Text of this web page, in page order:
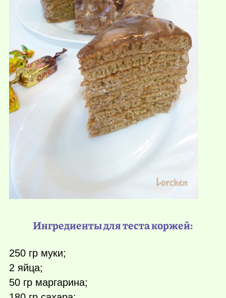
Ингредиенты для теста коржей:
250 гр муки;
2 яйца;
50 гр маргарина;